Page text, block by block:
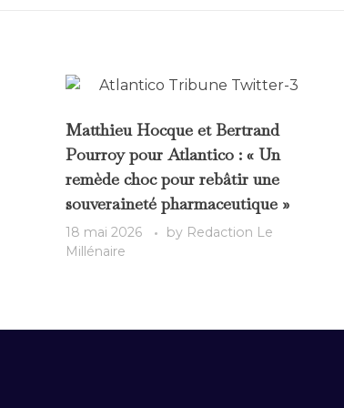
Matthieu Hocque et Bertrand
Pourroy pour Atlantico : « Un
remède choc pour rebâtir une
souveraineté pharmaceutique »
18 mai 2026 by Redaction Le
Millénaire